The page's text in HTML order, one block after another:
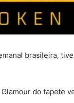
brasileira,
do tapete